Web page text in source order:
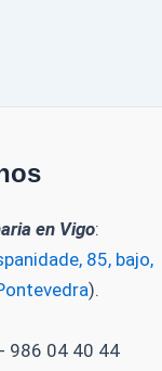
en Vigo:
85, bajo,
).
986 04 40 44